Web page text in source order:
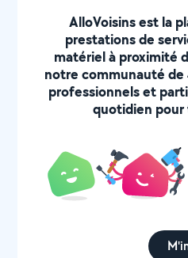
AlloVoisins est la
prestations de
matériel à proximité
notre communauté
professionnels et
quotidien pour